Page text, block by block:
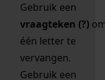
Gebruik een
vraagteken (?)
één letter te
vervangen.
Gebruik een